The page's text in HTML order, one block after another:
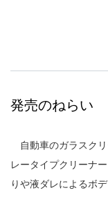
発売のねらい
自動車のガラスク
レータイプクリーナ
りや液ダレによるボ